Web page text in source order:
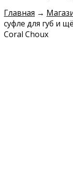
Главная →
суфле для губ и
Coral Choux